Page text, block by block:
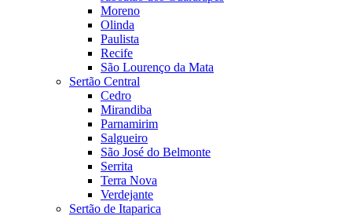
Moreno
Olinda
Paulista
Recife
São Lourenço da Mata
Sertão Central
Cedro
Mirandiba
Parnamirim
Salgueiro
São José do Belmonte
Serrita
Terra Nova
Verdejante
Sertão de Itaparica